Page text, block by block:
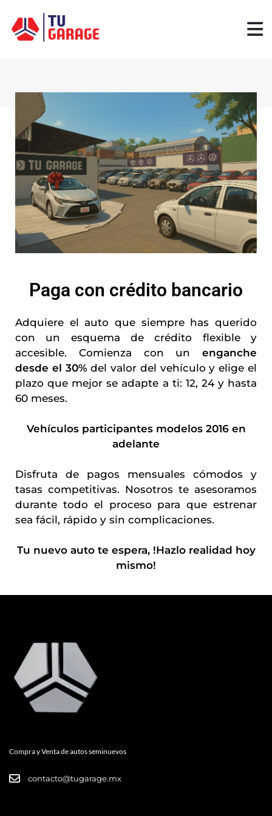
Paga con crédito bancario
Adquiere el auto que siempre has querido
con un esquema de crédito flexible y
accesible. Comienza con un enganche
desde el 30% del valor del vehículo y elige el
plazo que mejor se adapte a ti: 12, 24 y hasta
60 meses.
Vehículos participantes modelos 2016 en
adelante
Disfruta de pagos mensuales cómodos y
tasas competitivas. Nosotros te asesoramos
durante todo el proceso para que estrenar
sea fácil, rápido y sin complicaciones.
Tu nuevo auto te espera, !Hazlo realidad hoy
mismo!
Compra y Venta de autos seminuevos
contacto@tugarage.mx